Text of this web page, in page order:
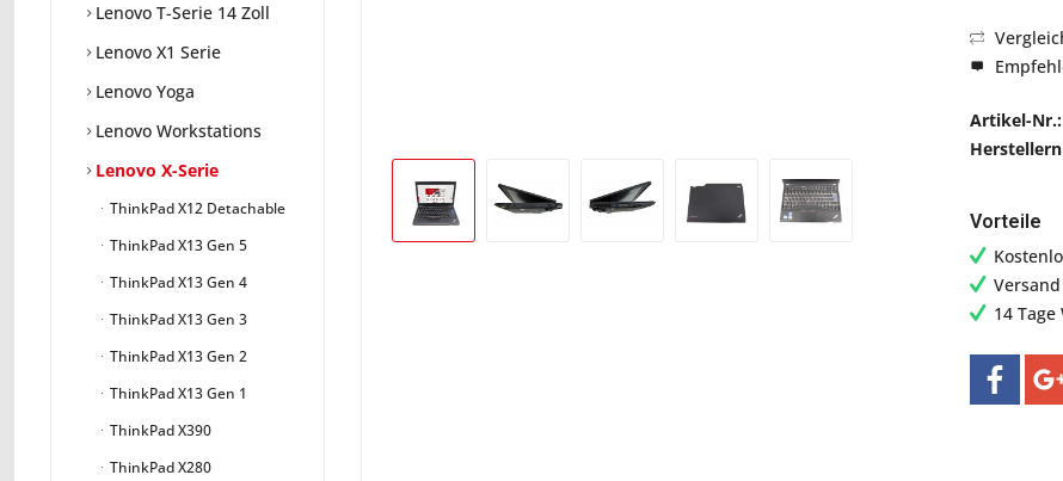
Lenovo T-Serie 14 Zoll
Lenovo X1 Serie
Lenovo Yoga
Lenovo Workstations
Lenovo X-Serie
ThinkPad X12 Detachable
ThinkPad X13 Gen 5
ThinkPad X13 Gen 4
ThinkPad X13 Gen 3
ThinkPad X13 Gen 2
ThinkPad X13 Gen 1
ThinkPad X390
ThinkPad X280
Artikel-Nr.:
Vorteile
14